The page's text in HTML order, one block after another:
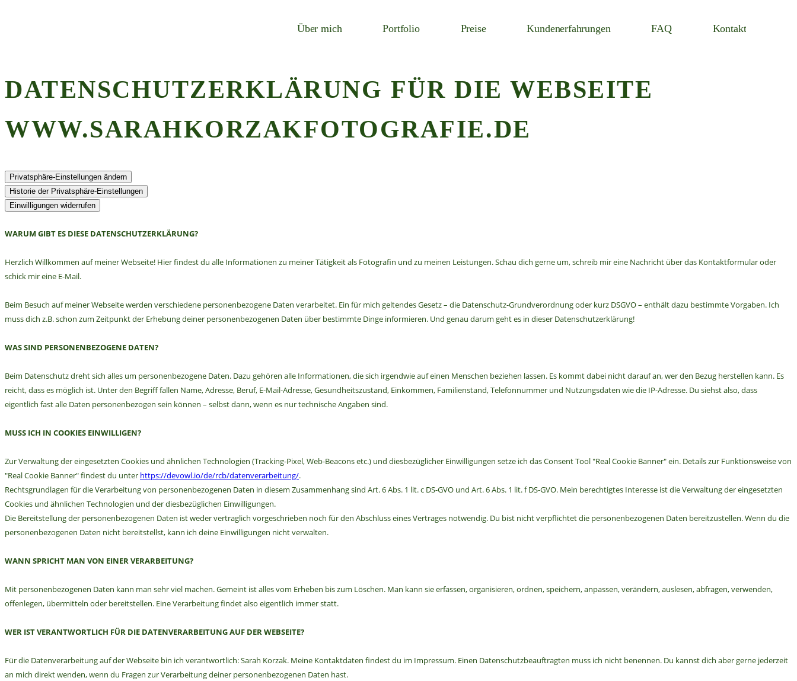
Über mich Portfolio Preise Kundenerfahrungen FAQ Kontakt
DATENSCHUTZERKLÄRUNG FÜR DIE WEBSEITE
WWW.SARAHKORZAKFOTOGRAFIE.DE
Privatsphäre-Einstellungen ändern
Historie der Privatsphäre-Einstellungen
Einwilligungen widerrufen
WARUM GIBT ES DIESE DATENSCHUTZERKLÄRUNG?
Herzlich Willkommen auf meiner Webseite! Hier findest du alle Informationen zu meiner Tätigkeit als Fotografin und zu meinen Leistungen. Schau dich gerne um, schreib mir eine Nachricht über das Kontaktformular oder
schick mir eine E-Mail.
Beim Besuch auf meiner Webseite werden verschiedene personenbezogene Daten verarbeitet. Ein für mich geltendes Gesetz – die Datenschutz-Grundverordnung oder kurz DSGVO – enthält dazu bestimmte Vorgaben. Ich
muss dich z.B. schon zum Zeitpunkt der Erhebung deiner personenbezogenen Daten über bestimmte Dinge informieren. Und genau darum geht es in dieser Datenschutzerklärung!
WAS SIND PERSONENBEZOGENE DATEN?
Beim Datenschutz dreht sich alles um personenbezogene Daten. Dazu gehören alle Informationen, die sich irgendwie auf einen Menschen beziehen lassen. Es kommt dabei nicht darauf an, wer den Bezug herstellen kann. Es
reicht, dass es möglich ist. Unter den Begriff fallen Name, Adresse, Beruf, E-Mail-Adresse, Gesundheitszustand, Einkommen, Familienstand, Telefonnummer und Nutzungsdaten wie die IP-Adresse. Du siehst also, dass
eigentlich fast alle Daten personenbezogen sein können – selbst dann, wenn es nur technische Angaben sind.
MUSS ICH IN COOKIES EINWILLIGEN?
Zur Verwaltung der eingesetzten Cookies und ähnlichen Technologien (Tracking-Pixel, Web-Beacons etc.) und diesbezüglicher Einwilligungen setze ich das Consent Tool "Real Cookie Banner" ein. Details zur Funktionsweise von
"Real Cookie Banner" findest du unter https://devowl.io/de/rcb/datenverarbeitung/.
Rechtsgrundlagen für die Verarbeitung von personenbezogenen Daten in diesem Zusammenhang sind Art. 6 Abs. 1 lit. c DS-GVO und Art. 6 Abs. 1 lit. f DS-GVO. Mein berechtigtes Interesse ist die Verwaltung der eingesetzten
Cookies und ähnlichen Technologien und der diesbezüglichen Einwilligungen.
Die Bereitstellung der personenbezogenen Daten ist weder vertraglich vorgeschrieben noch für den Abschluss eines Vertrages notwendig. Du bist nicht verpflichtet die personenbezogenen Daten bereitzustellen. Wenn du die
personenbezogenen Daten nicht bereitstellst, kann ich deine Einwilligungen nicht verwalten.
WANN SPRICHT MAN VON EINER VERARBEITUNG?
Mit personenbezogenen Daten kann man sehr viel machen. Gemeint ist alles vom Erheben bis zum Löschen. Man kann sie erfassen, organisieren, ordnen, speichern, anpassen, verändern, auslesen, abfragen, verwenden,
offenlegen, übermitteln oder bereitstellen. Eine Verarbeitung findet also eigentlich immer statt.
WER IST VERANTWORTLICH FÜR DIE DATENVERARBEITUNG AUF DER WEBSEITE?
Für die Datenverarbeitung auf der Webseite bin ich verantwortlich: Sarah Korzak. Meine Kontaktdaten findest du im Impressum. Einen Datenschutzbeauftragten muss ich nicht benennen. Du kannst dich aber gerne jederzeit
an mich direkt wenden, wenn du Fragen zur Verarbeitung deiner personenbezogenen Daten hast.